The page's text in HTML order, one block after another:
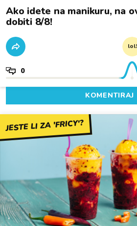
Ako idete na manikuru, na
dobiti 8/8!
lol!
0
KOMENTIRAJ
JESTE LI ZA 'FRICY'?